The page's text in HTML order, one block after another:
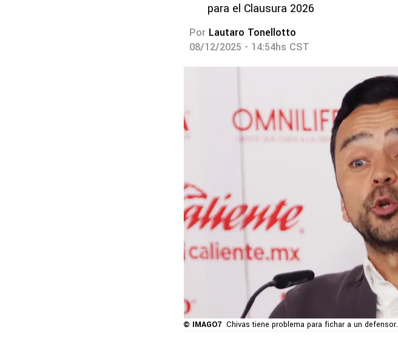
para el Clausura 2026
Por Lautaro Tonellotto
08/12/2025 - 14:54hs CST
© IMAGO7 Chivas tiene problema para fichar a un defensor.